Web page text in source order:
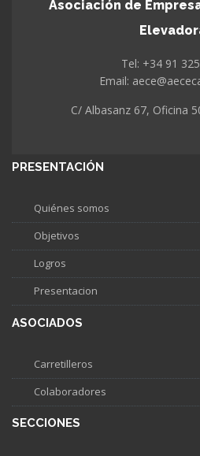
Asociación de
Tel: +34 91
Email:
C/ Albasanz 67, Oficina
PRESENTACIÓN
Quiénes somos
Objetivos
Logros
Presentacion
ASOCIADOS
Carretilleros
Colaboradores
SECCIONES